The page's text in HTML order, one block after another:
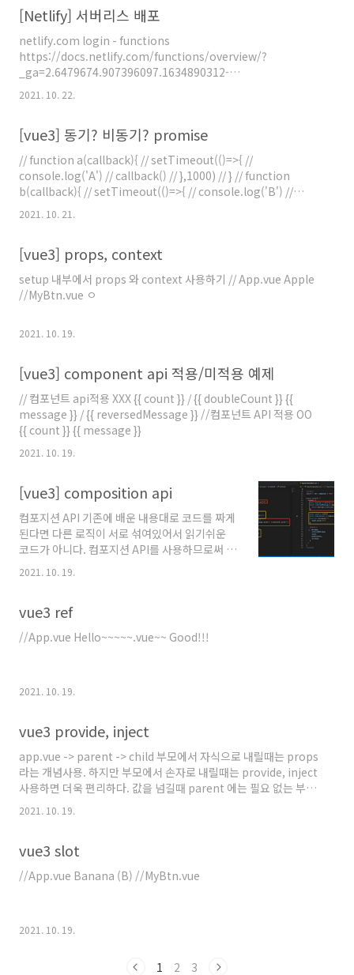
npm 이라는 명령어를 통해 vue cli를 전역(-g)
https://cli.vuejs.org/ $ vue create hello-
world // 간단하게 프로젝트를 생성 할 수 있다.
강의 내에서 간단한 프로젝트 생성은 건너 뛰고
lint ? 코드 작성의 규칙을 정함 eslint , rules 도
[Netlify] 서버리스 배포
netlify.com login - functions
https://docs.netlify.com/functions/overview/?
_ga=2.6479674.907396097.1634890312-
596079682.1634890312 netlify.toml 파일 생성 [build]
functions = "functions" functions/hello.js 파일 생성
return { statusCode: 200, body: JSON.stringify({ name:
'choi-solyi', age: 31, email: 'choi-solyi@naver.com' }) } } -
-> https://unruffled-ja..
2021. 10. 22.
[vue3] 동기? 비동기? promise
// function a(callback){ // setTimeout(()=>{ //
console.log('A') // callback() // },1000) // } // function
b(callback){ // setTimeout(()=>{ // console.log('B') //
callback() // },1000) // } // function c(callback){ //
setTimeout(()=>{ // console.log('C') // callback() //
console.log('D') // callback() // },1000) // } // a(function (){
2021. 10. 21.
[vue3] props, context
setup 내부에서 props 와 context 사용하기 // App.vue Apple
//MyBtn.vue ㅇ
2021. 10. 19.
[vue3] component api 적용/미적용 예제
// 컴포넌트 api적용 XXX {{ count }} / {{ doubleCount }} {{
message }} / {{ reversedMessage }} //컴포넌트 API 적용 OO
{{ count }} {{ message }}
2021. 10. 19.
[vue3] composition api
컴포지션 API 기존에 배운 내용대로 코드를 짜게
된다면 다른 로직이 서로 섞여있어서 읽기쉬운
코드가 아니다. 컴포지션 API를 사용하므로써 같
은 로직은 한데 모아서 처리할수있게된다 {{
count }}
2021. 10. 19.
vue3 ref
//App.vue Hello~~~~~.vue~~ Good!!!
2021. 10. 19.
vue3 provide, inject
app.vue -> parent -> child 부모에서 자식으로 내릴때는 props
라는 개념사용. 하지만 부모에서 손자로 내릴때는 provide, inject
사용하면 더욱 편리하다. 값을 넘길때 parent 에는 필요 없는 부분
을 작성해줘야했는데 그걸 편리하게 하고자 변경! app.vue에서
provide로 데이터값을 지정하고 child.vue에서 inject 로 값을 받
하게 만들거나 2)반응성을 유지하게 작성하려면 추가작업을 해야
함. computed (계산된 데이터) import { computed } from
'vue'를 통해 provide 에 return computed ~.. //App.vue 클릭
2021. 10. 19.
vue3 slot
//App.vue Banana (B) //MyBtn.vue
2021. 10. 19.
1 2 3